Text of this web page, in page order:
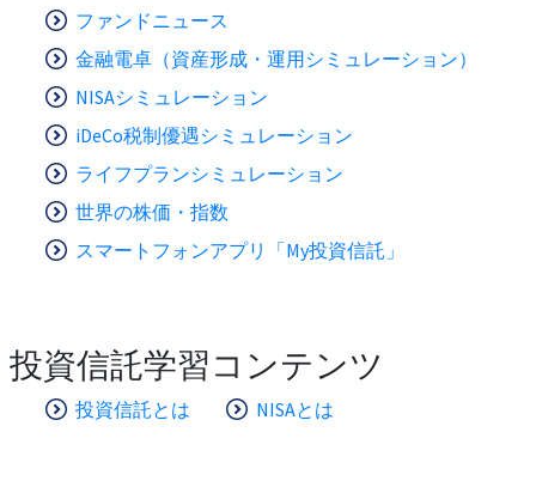
ファンドニュース
金融電卓（資産形成・運用シミュレーション）
NISAシミュレーション
iDeCo税制優遇シミュレーション
ライフプランシミュレーション
世界の株価・指数
スマートフォンアプリ「My投資信託」
投資信託学習コンテンツ
投資信託とは NISAとは